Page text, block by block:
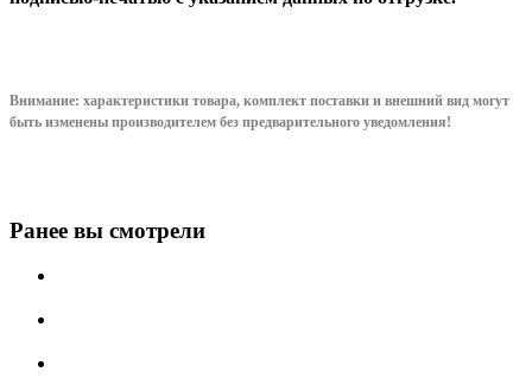
Внимание: характеристики товара, комплект поставки и внешний вид могут
быть изменены производителем без предварительного уведомления!
Ранее вы смотрели